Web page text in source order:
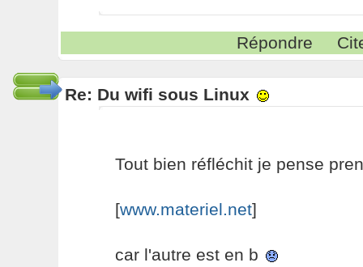
Répondre
Re: Du wifi sous Linux
Tout bien réfléchit je pense
[www.materiel.net]
car l'autre est en b